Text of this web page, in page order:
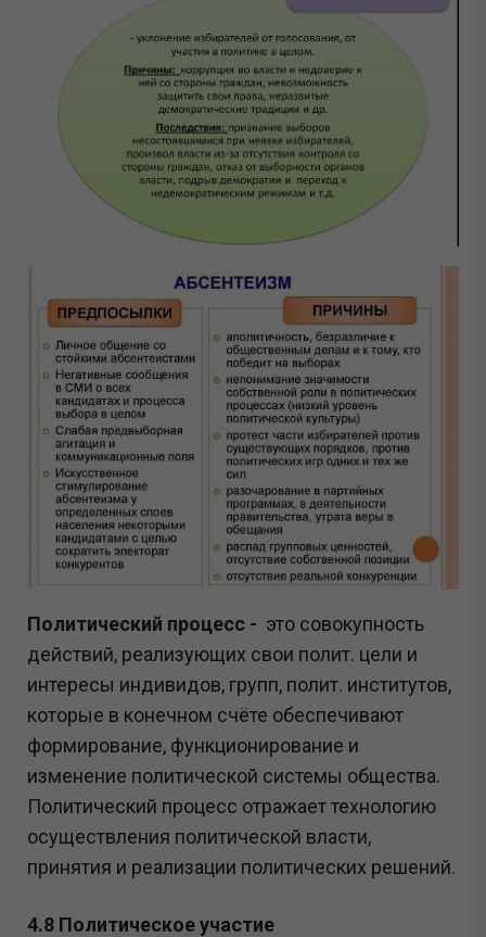
Политический процесс - это совокупность
действий, реализующих свои полит. цели и
интересы индивидов, групп, полит. институтов,
которые в конечном счёте обеспечивают
формирование, функционирование и
изменение политической системы общества.
Политический процесс отражает технологию
осуществления политической власти,
принятия и реализации политических решений.
4.8 Политическое участие